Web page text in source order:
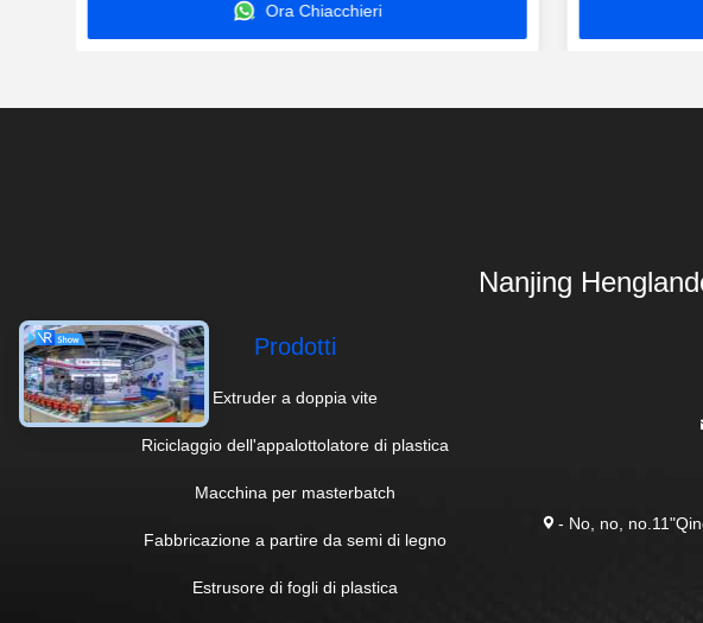
Ora Chiacchieri
Nanjing
Prodotti
Extruder a doppia vite
Riciclaggio dell'appalottolatore di plastica
Macchina per masterbatch
Fabbricazione a partire da semi di legno
Estrusore di fogli di plastica
- No, no,